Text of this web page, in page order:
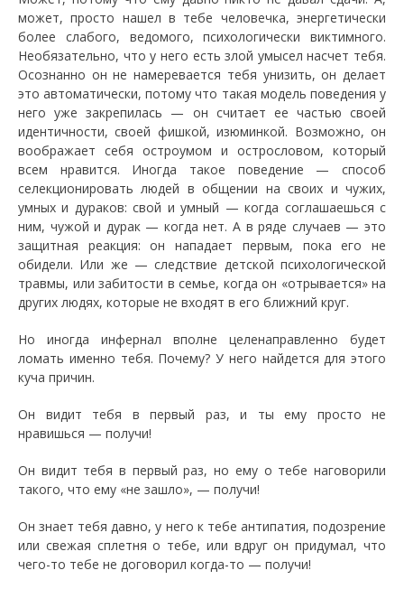
может, просто нашел в тебе человечка, энергетически
более слабого, ведомого, психологически виктимного.
Необязательно, что у него есть злой умысел насчет тебя.
Осознанно он не намеревается тебя унизить, он делает
это автоматически, потому что такая модель поведения у
него уже закрепилась — он считает ее частью своей
идентичности, своей фишкой, изюминкой. Возможно, он
воображает себя остроумом и острословом, который
всем нравится. Иногда такое поведение — способ
селекционировать людей в общении на своих и чужих,
умных и дураков: свой и умный — когда соглашаешься с
ним, чужой и дурак — когда нет. А в ряде случаев — это
защитная реакция: он нападает первым, пока его не
обидели. Или же — следствие детской психологической
травмы, или забитости в семье, когда он «отрывается» на
других людях, которые не входят в его ближний круг.
Но иногда инфернал вполне целенаправленно будет
ломать именно тебя. Почему? У него найдется для этого
куча причин.
Он видит тебя в первый раз, и ты ему просто не
нравишься — получи!
Он видит тебя в первый раз, но ему о тебе наговорили
такого, что ему «не зашло», — получи!
Он знает тебя давно, у него к тебе антипатия, подозрение
или свежая сплетня о тебе, или вдруг он придумал, что
чего-то тебе не договорил когда-то — получи!